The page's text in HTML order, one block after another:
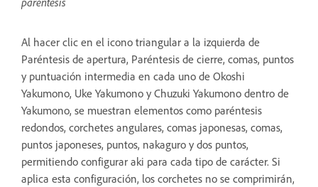
Al hacer clic en el icono triangular a la izquierda de
Paréntesis de apertura, Paréntesis de cierre, comas, puntos
y puntuación intermedia en cada uno de Okoshi
Yakumono, Uke Yakumono y Chuzuki Yakumono dentro de
Yakumono, se muestran elementos como paréntesis
redondos, corchetes angulares, comas japonesas, comas,
puntos japoneses, puntos, nakaguro y dos puntos,
permitiendo configurar aki para cada tipo de carácter. Si
aplica esta configuración, los corchetes no se comprimirán,